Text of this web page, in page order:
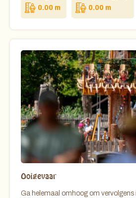
0.00 m 0.00 m
Ooigevaar
Ga helemaal omhoog om vervolgens